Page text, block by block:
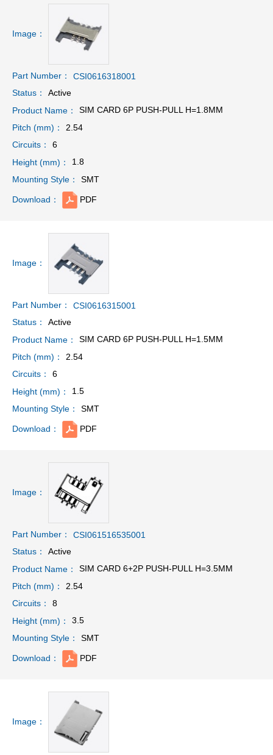
Image：
Part Number：
CSI0616318001
Status：
Active
Product Name：
SIM CARD 6P PUSH-PULL H=1.8MM
Pitch (mm)：
2.54
Circuits：
6
Height (mm)：
1.8
Mounting Style：
SMT
Download： PDF
Image：
Part Number：
CSI0616315001
Status：
Active
Product Name：
SIM CARD 6P PUSH-PULL H=1.5MM
Pitch (mm)：
2.54
Circuits：
6
Height (mm)：
1.5
Mounting Style：
SMT
Download： PDF
Image：
Part Number：
CSI061516535001
Status：
Active
Product Name：
SIM CARD 6+2P PUSH-PULL H=3.5MM
Pitch (mm)：
2.54
Circuits：
8
Height (mm)：
3.5
Mounting Style：
SMT
Download： PDF
Image：